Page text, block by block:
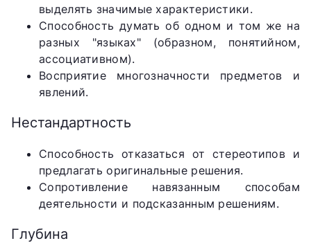
выделять значимые характеристики.
Способность думать об одном и том же на
разных "языках" (образном, понятийном,
ассоциативном).
Восприятие многозначности предметов и
явлений.
Нестандартность
Способность отказаться от стереотипов и
предлагать оригинальные решения.
Сопротивление навязанным способам
деятельности и подсказанным решениям.
Глубина